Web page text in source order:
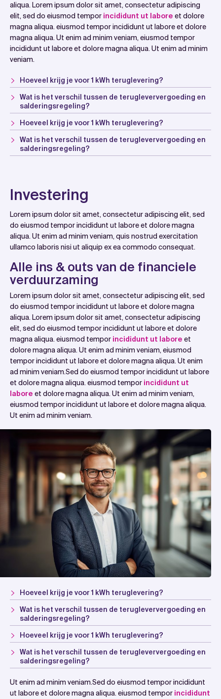
aliqua. Lorem ipsum dolor sit amet, consectetur adipiscing
elit, sed do eiusmod tempor incididunt ut labore et dolore
magna aliqua. eiusmod tempor incididunt ut labore et dolore
magna aliqua. Ut enim ad minim veniam, eiusmod tempor
incididunt ut labore et dolore magna aliqua. Ut enim ad minim
veniam.
Hoeveel krijg je voor 1 kWh teruglevering?
Wat is het verschil tussen de terugleververgoeding en
salderingsregeling?
Hoeveel krijg je voor 1 kWh teruglevering?
Wat is het verschil tussen de terugleververgoeding en
salderingsregeling?
Investering
Lorem ipsum dolor sit amet, consectetur adipiscing elit, sed
do eiusmod tempor incididunt ut labore et dolore magna
aliqua. Ut enim ad minim veniam, quis nostrud exercitation
ullamco laboris nisi ut aliquip ex ea commodo consequat.
Alle ins & outs van de financiele
verduurzaming
Lorem ipsum dolor sit amet, consectetur adipiscing elit, sed
do eiusmod tempor incididunt ut labore et dolore magna
aliqua. Lorem ipsum dolor sit amet, consectetur adipiscing
elit, sed do eiusmod tempor incididunt ut labore et dolore
magna aliqua. eiusmod tempor incididunt ut labore et
dolore magna aliqua. Ut enim ad minim veniam, eiusmod
tempor incididunt ut labore et dolore magna aliqua. Ut enim
ad minim veniam.Sed do eiusmod tempor incididunt ut labore
et dolore magna aliqua. eiusmod tempor incididunt ut
labore et dolore magna aliqua. Ut enim ad minim veniam,
eiusmod tempor incididunt ut labore et dolore magna aliqua.
Ut enim ad minim veniam.
Hoeveel krijg je voor 1 kWh teruglevering?
Wat is het verschil tussen de terugleververgoeding en
salderingsregeling?
Hoeveel krijg je voor 1 kWh teruglevering?
Wat is het verschil tussen de terugleververgoeding en
salderingsregeling?
Ut enim ad minim veniam.Sed do eiusmod tempor incididunt
ut labore et dolore magna aliqua. eiusmod tempor incididunt